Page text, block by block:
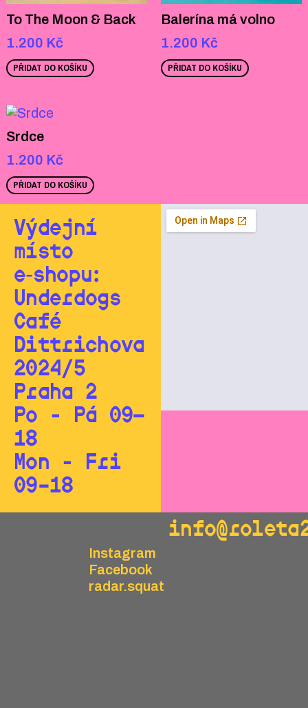
To The Moon & Back
1.200 Kč
PŘIDAT DO KOŠÍKU
Balerína má volno
1.200 Kč
PŘIDAT DO KOŠÍKU
Srdce
1.200 Kč
PŘIDAT DO KOŠÍKU
Výdejní
místo
e‑shopu:
Underdogs
Café
Dittrichova
2024/5
Praha 2
Po - Pá 09—
18
Mon - Fri
09–18
Instagram
Facebook
radar.squat